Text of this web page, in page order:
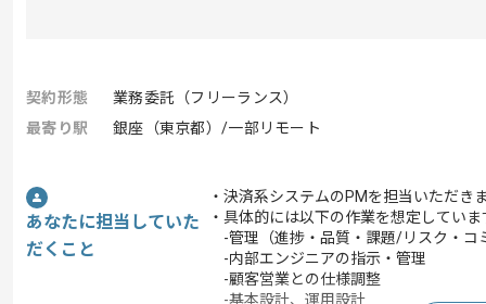
契約形態
業務委託（フリーランス）
最寄り駅
銀座（東京都）/一部リモート
あなたに担当していた
だくこと
・決済系システムのPMを担当いただき
・具体的には以下の作業を想定していま
-管理（進捗・品質・課題/リスク・コ
-内部エンジニアの指示・管理
-顧客営業との仕様調整
-基本設計、運用設計